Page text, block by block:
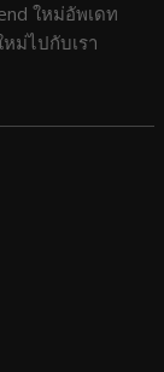
ใหม่อัพเดท
ม่ไปกับเรา